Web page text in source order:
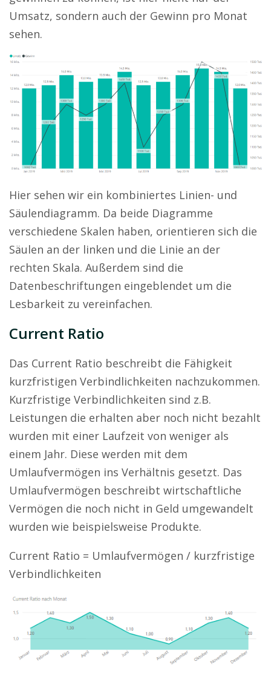
Umsatz, sondern auch der Gewinn pro Monat
sehen.
Hier sehen wir ein kombiniertes Linien- und
Säulendiagramm. Da beide Diagramme
verschiedene Skalen haben, orientieren sich die
Säulen an der linken und die Linie an der
rechten Skala. Außerdem sind die
Datenbeschriftungen eingeblendet um die
Lesbarkeit zu vereinfachen.
Current Ratio
Das Current Ratio beschreibt die Fähigkeit
kurzfristigen Verbindlichkeiten nachzukommen.
Kurzfristige Verbindlichkeiten sind z.B.
Leistungen die erhalten aber noch nicht bezahlt
wurden mit einer Laufzeit von weniger als
einem Jahr. Diese werden mit dem
Umlaufvermögen ins Verhältnis gesetzt. Das
Umlaufvermögen beschreibt wirtschaftliche
Vermögen die noch nicht in Geld umgewandelt
wurden wie beispielsweise Produkte.
Current Ratio = Umlaufvermögen / kurzfristige
Verbindlichkeiten